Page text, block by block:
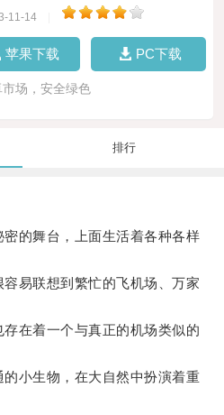
11-14
苹果下载 PC下载
市场，安全绿色
排行
的舞台，上面生活着各种各样
易联想到繁忙的飞机场、万家
在着一个与真正的机场类似的
小生物，在大自然中扮演着重